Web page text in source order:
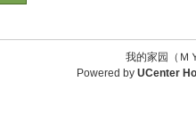
我的家园（
Powered by UCenter